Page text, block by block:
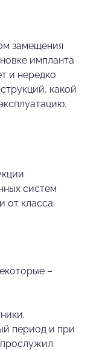
замещения
импланта
и нередко
какой
систем
от класса:
–
период и при